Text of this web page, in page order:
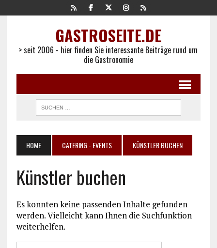
GASTROSEITE.DE
> seit 2006 - hier finden Sie interessante Beiträge rund um
die Gastronomie
HOME CATERING - EVENTS KÜNSTLER BUCHEN
Künstler buchen
Es konnten keine passenden Inhalte gefunden
werden. Vielleicht kann Ihnen die Suchfunktion
weiterhelfen.